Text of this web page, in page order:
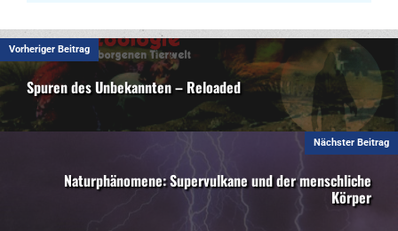
Vorheriger Beitrag
Spuren des Unbekannten – Reloaded
Nächster Beitrag
Naturphänomene: Supervulkane und der menschliche
Körper